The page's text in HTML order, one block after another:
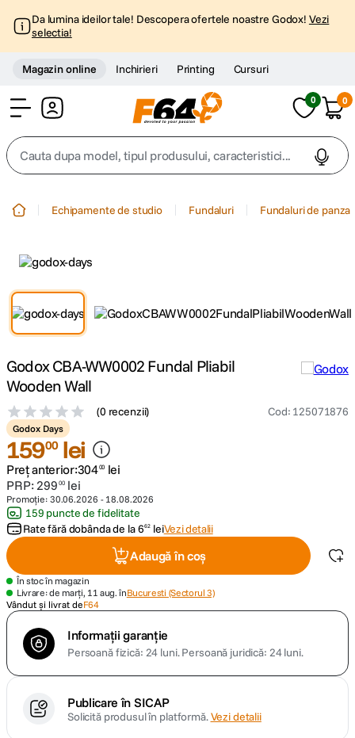
Da lumina ideilor tale! Descopera ofertele noastre Godox! Vezi
selectia!
Magazin online Inchirieri Printing Cursuri
0 0
Cauta dupa model, tipul produsului, caracteristici...
3. trepied telefon
5. canon sx740 hs
6 . lavaliera
7. card memorie
8. ulanzi
insta 360
10. godox
Echipamente de studio Fundaluri Fundaluri de panza
Godox CBA-WW0002 Fundal Pliabil
Wooden Wall
(0 recenzii) Cod: 125071876
Godox Days
15900 lei
Preț anterior:30400 lei
PRP:299 00 lei
Promoție: 30.06.2026 - 18.08.2026
159 puncte de fidelitate
Rate fără dobânda de la662 leiVezi detalii
Adaugă în coș
În stoc în magazin
Livrare: de marți, 11 aug. înBucuresti (Sectorul 3)
Vândut și livrat deF64
Informații garanție
Persoană fizică: 24 luni.Persoană juridică: 24 luni.
Publicare în SICAP
Solicită produsul în platformă.Vezi detalii